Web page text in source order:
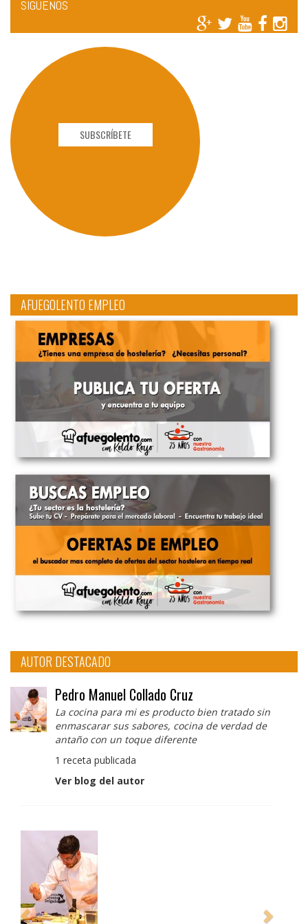
SÍGUENOS
SUBSCRÍBETE
AFUEGOLENTO EMPLEO
AUTOR DESTACADO
Pedro Manuel Collado Cruz
La cocina para mi es producto bien tratado sin
enmascarar sus sabores, cocina de verdad de
antaño con un toque diferente
1 receta publicada
Ver blog del autor